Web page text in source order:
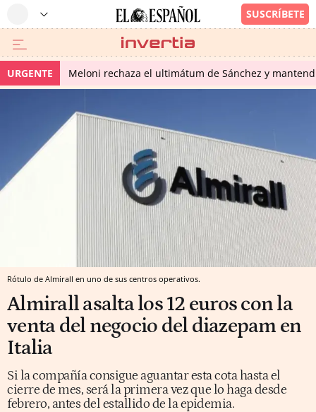
URGENTE Meloni rechaza el ultimátum de Sánchez y
Rótulo de Almirall en uno de sus centros operativos.
Almirall asalta los 12 euros con la
venta del negocio del diazepam en
Italia
Si la compañía consigue aguantar esta cota hasta el
cierre de mes, será la primera vez que lo haga desde
febrero, antes del estallido de la epidemia.